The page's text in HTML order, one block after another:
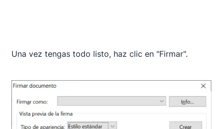
Una vez tengas todo listo, haz clic en "Firmar".